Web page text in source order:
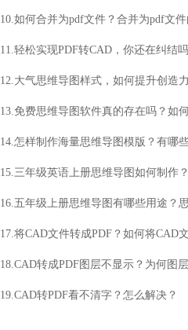
15.三年级英语上册思维导图如何制作？
19.CAD转PDF看不清字？怎么解决？